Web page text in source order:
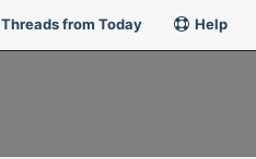
Threads from Today Help